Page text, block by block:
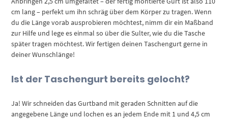
cm lang – perfekt um ihn schräg über dem Körper zu tragen. Wenn
du die Länge vorab ausprobieren möchtest, nimm dir ein Maßband
zur Hilfe und lege es einmal so über die Sulter, wie du die Tasche
später tragen möchtest. Wir fertigen deinen Taschengurt gerne in
deiner Wunschlänge!
Ist der Taschengurt bereits gelocht?
Ja! Wir schneiden das Gurtband mit geraden Schnitten auf die
angegebene Länge und lochen es an jedem Ende mit 1 und 4,5 cm